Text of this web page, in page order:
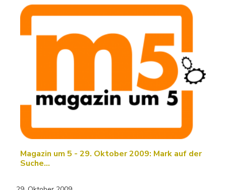
Magazin um 5 - 29. Oktober 2009: Mark auf der
Suche…